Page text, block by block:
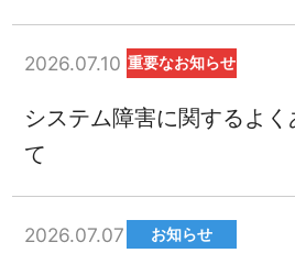
2026.07.10 重要なお知らせ
システム障害に関するよ
て
2026.07.07 お知らせ